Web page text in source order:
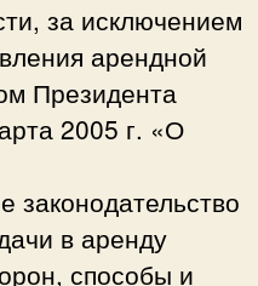
за исключением
арендной
Президента
2005 г. «О
законодательство
в аренду
способы и